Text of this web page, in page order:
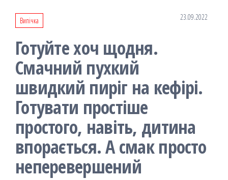
Випічка 23.09.2022
Готуйте хоч щодня.
Смачний пухкий
швидкий пиріг на кефірі.
Готувати простіше
простого, навіть, дитина
впорається. А смак просто
неперевершeний